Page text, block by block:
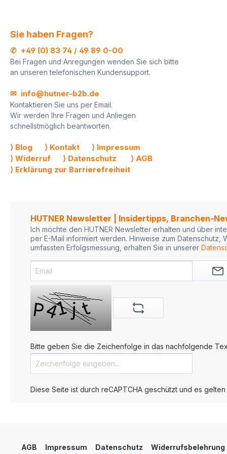
an der richtigen Stelle.Wir
bieten Ihnen Aktionsetiketten
auf Rolle mit verschiedenen
Standard Vordrucken, oder
mit Ihrem individuellen
Etiketten Druckerei
produzieren wir für Sie
Klebeetiketten auf Rolle in
individueller Form, Größe und
Farbe.
Sie haben Fragen?
✆ +49 (0) 83 74 / 49 89 0-00
Bei Fragen und Anregungen wenden Sie sich bitte
an unseren telefonischen Kundensupport.
✉ info@hutner-b2b.de
Kontaktieren Sie uns per Email.
Wir werden Ihre Fragen und Anliegen
schnellstmöglich beantworten.
⟩ Blog ⟩ Kontakt
⟩ Impressum
⟩ Widerruf
⟩ Datenschutz
⟩ AGB
⟩ Erklärung zur Barrierefreiheit
HUTNER Newsletter | Insidertipps, Branchen-
Ich möchte den HUTNER Newsletter erhalten und über
per E-Mail informiert werden. Hinweise zum
umfassten Erfolgsmessung, erhalten Sie in unserer
Bitte geben Sie die Zeichenfolge in das nachfolgende
Diese Seite ist durch reCAPTCHA geschützt und es
AGB Impressum Datenschutz Widerrufsbelehrung